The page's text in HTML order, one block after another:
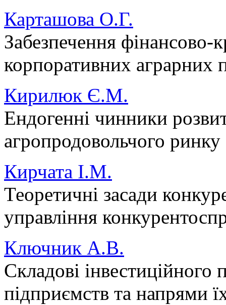
Карташова О.Г.
Забезпечення фінансово-
корпоративних аграрних
Кирилюк Є.М.
Ендогенні чинники
агропродовольчого ринку
Кирчата І.М.
Теоретичні засади
управління
Ключник А.В.
Складові інвестиційного
підприємств та напрями